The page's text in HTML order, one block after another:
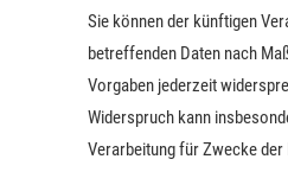
Sie können der künftigen
betreffenden Daten nach
Vorgaben jederzeit
Widerspruch kann
Verarbeitung für Zwecke